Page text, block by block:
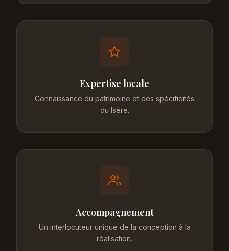
Expertise locale
Connaissance du patrimoine et des spécificités
du Isère.
Accompagnement
Un interlocuteur unique de la conception à la
réalisation.